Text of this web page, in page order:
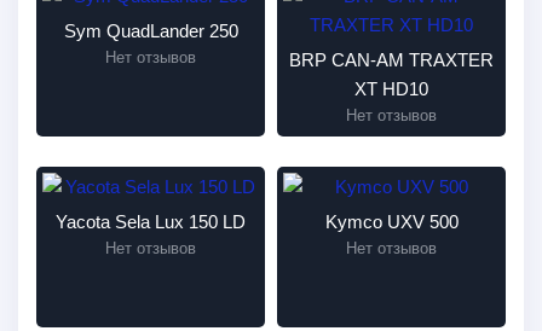
Sym QuadLander 250
Нет отзывов
BRP CAN-AM TRAXTER
XT HD10
Нет отзывов
Yacota Sela Lux 150 LD
Нет отзывов
Kymco UXV 500
Нет отзывов